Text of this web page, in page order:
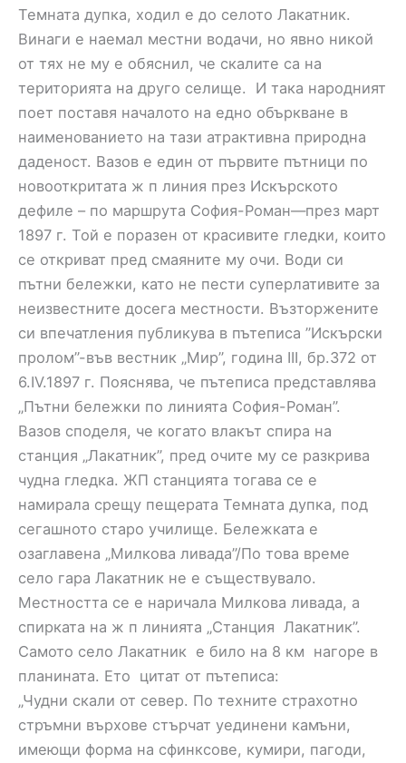
Темната дупка, ходил е до селото Лакатник.
Винаги е наемал местни водачи, но явно никой
от тях не му е обяснил, че скалите са на
територията на друго селище. И така народният
поет поставя началото на едно объркване в
наименованието на тази атрактивна природна
даденост. Вазов е един от първите пътници по
новооткритата ж п линия през Искърското
дефиле – по маршрута София-Роман—през март
1897 г. Той е поразен от красивите гледки, които
се откриват пред смаяните му очи. Води си
пътни бележки, като не пести суперлативите за
неизвестните досега местности. Възторжените
си впечатления публикува в пътеписа ”Искърски
пролом”-във вестник „Мир”, година III, бр.372 от
6.IV.1897 г. Пояснява, че пътеписа представлява
„Пътни бележки по линията София-Роман”.
Вазов споделя, че когато влакът спира на
станция „Лакатник”, пред очите му се разкрива
чудна гледка. ЖП станцията тогава се е
намирала срещу пещерата Темната дупка, под
сегашното старо училище. Бележката е
озаглавена „Милкова ливада”/По това време
село гара Лакатник не е съществувало.
Местността се е наричала Милкова ливада, а
спирката на ж п линията „Станция Лакатник”.
Самото село Лакатник е било на 8 км нагоре в
планината. Ето цитат от пътеписа:
„Чудни скали от север. По техните страхотно
стръмни върхове стърчат уединени камъни,
имеющи форма на сфинксове, кумири, пагоди,